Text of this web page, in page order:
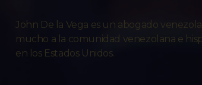
John De la Vega es un abogado
mucho a la comunidad venezolana e
en los Estados Unidos.